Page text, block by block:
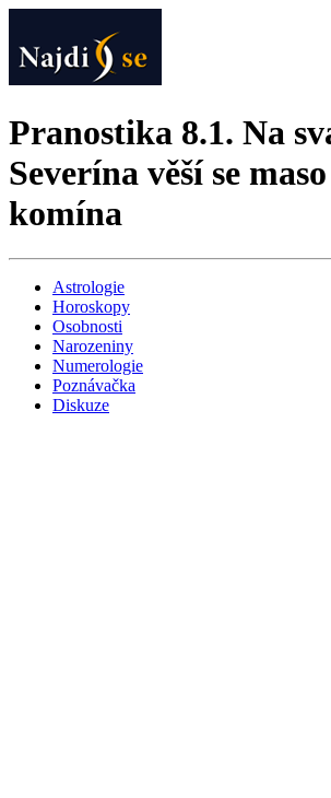
Pranostika 8.1. Na
Severína věší se
komína
Astrologie
Horoskopy
Osobnosti
Narozeniny
Numerologie
Poznávačka
Diskuze